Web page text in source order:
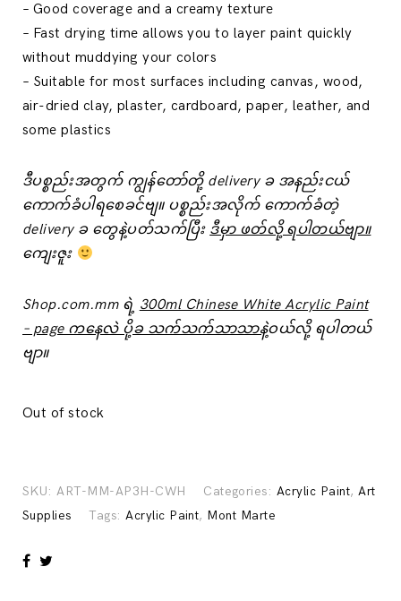
– Good coverage and a creamy texture
– Fast drying time allows you to layer paint quickly
without muddying your colors
– Suitable for most surfaces including canvas, wood,
air-dried clay, plaster, cardboard, paper, leather, and
some plastics
ဒီပစ္စည်းအတွက် ကျွန်တော်တို့ delivery ခ အနည်းငယ်
‌ကောက်ခံပါရစေခင်ဗျ။ ပစ္စည်းအလိုက် ကောက်ခံတဲ့
delivery ခ ‌တွေနဲ့ပတ်သက်ပြီး ဒီမှာ ဖတ်လို့ ရပါတယ်ဗျာ။
ကျေးဇူး
Shop.com.mm ရဲ့ 300ml Chinese White Acrylic Paint
– page ကနေလဲ ပို့ခ သက်သက်သာသာနဲ့ဝယ်လို့ ရပါတယ်
ဗျာ။
Out of stock
SKU:ART-MM-AP3H-CWH Categories: Acrylic Paint,Art
Supplies
Tags:Acrylic Paint, Mont Marte